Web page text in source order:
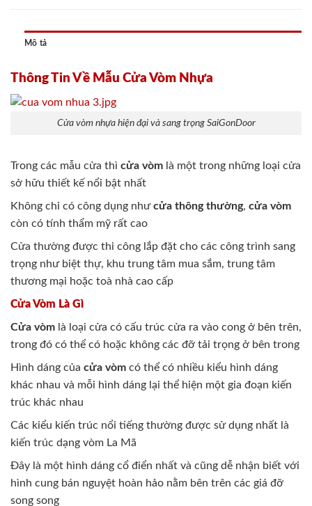
Mô tả
Thông Tin Về Mẫu Cửa Vòm Nhựa
Cửa vòm nhựa hiện đại và sang trọng SaiGonDoor
Trong các mẫu cửa thì cửa vòm là một trong những loại cửa
sở hữu thiết kế nổi bật nhất
Không chỉ có công dụng nhưcửa thông thường, cửa vòm
còn có tính thẩm mỹ rất cao
Cửa thường được thi công lắp đặt cho các công trình sang
trọng như biệt thự, khu trung tâm mua sắm, trung tâm
thương mại hoặc toà nhà cao cấp
Cửa Vòm Là Gì
Cửa vòm là loại cửa có cấu trúc cửa ra vào cong ở bên trên,
trong đó có thể có hoặc không các đỡ tải trọng ở bên trong
Hình dáng của cửa vòm có thể có nhiều kiểu hình dáng
khác nhau và mỗi hình dáng lại thể hiện một gia đoạn kiến
trúc khác nhau
Các kiểu kiến trúc nổi tiếng thường được sử dụng nhất là
kiến trúc dạng vòm La Mã
Đây là một hình dáng cổ điển nhất và cũng dễ nhận biết với
hình cung bán nguyệt hoàn hảo nằm bên trên các giá đỡ
song song